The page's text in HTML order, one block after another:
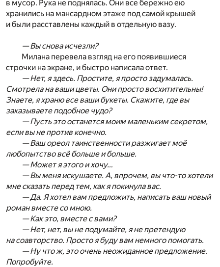
в мусор. Рука не поднялась. Они все бережно ею
хранились на мансардном этаже под самой крышей
и были расставлены каждый в отдельную вазу.
— Вы снова исчезли?
Милана перевела взгляд на его появившиеся
строчки на экране, и быстро написала ответ.
— Нет, я здесь. Простите, я просто задумалась.
Смотрела на ваши цветы. Они просто восхитительны!
Знаете, я храню все ваши букеты. Скажите, где вы
заказываете подобное чудо?
— Пусть это останется моим маленьким секретом,
если вы не против конечно.
— Ваш ореол таинственности разжигает моё
любопытство всё больше и больше.
— Может я этого и хочу…
— Вы меня искушаете. А, впрочем, вы что-то хотели
мне сказать перед тем, как я покинула вас.
— Да. Я хотел вам предложить, написать ваш новый
роман вместе со мною.
— Как это, вместе с вами?
— Нет, нет, вы не подумайте, я не претендую
на соавторство. Просто я буду вам немного помогать.
— Ну что ж, это очень неожиданное предложение.
Попробуйте.